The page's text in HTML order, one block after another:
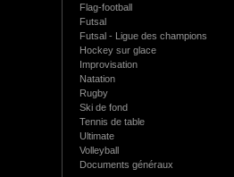
Flag-football
Futsal
Futsal - Ligue des champions
Hockey sur glace
Improvisation
Natation
Rugby
Ski de fond
Tennis de table
Ultimate
Volleyball
Documents généraux